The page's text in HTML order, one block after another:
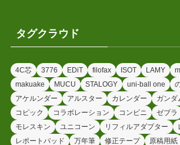
タグクラウド
4C芯 3776 EDiT filofax ISOT LAMY
makuake
MUCU STALOGY uni-ball one
アケルンダー
アルスター カレンダー ガンダ
コピック
コラボレーション コンビニ ゼブラ
モレスキン
ユニコーン リフィルアダプター
レポートパッド
万年筆 修正テープ 原稿用紙